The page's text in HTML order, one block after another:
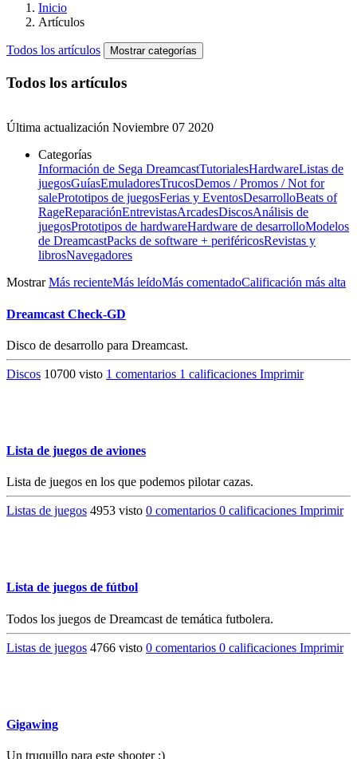
Inicio
Artículos
Todos los artículos Mostrar categorías
Todos los artículos
Última actualización Noviembre 07 2020
Categorías
Información de Sega DreamcastTutorialesHardwareListas de
juegosGuíasEmuladoresTrucosDemos / Promos / Not for
salePrototipos de juegosFerias y EventosDesarrolloBeats of
RageReparaciónEntrevistasArcadesDiscosAnálisis de
juegosPrototipos de hardwareHardware de desarrolloModelos
de DreamcastPacks de software + periféricosRevistas y
librosNavegadores
Mostrar Más recienteMás leídoMás comentadoCalificación más alta
Dreamcast Check-GD
Disco de desarrollo para Dreamcast.
Discos 10700 visto 1 comentarios 1 calificaciones Imprimir
Lista de juegos de aviones
Lista de juegos en los que podemos pilotar cazas.
Listas de juegos 4953 visto 0 comentarios 0 calificaciones Imprimir
Lista de juegos de fútbol
Todos los juegos de Dreamcast de temática futbolera.
Listas de juegos 4766 visto 0 comentarios 0 calificaciones Imprimir
Gigawing
Un truquillo para este shooter :)